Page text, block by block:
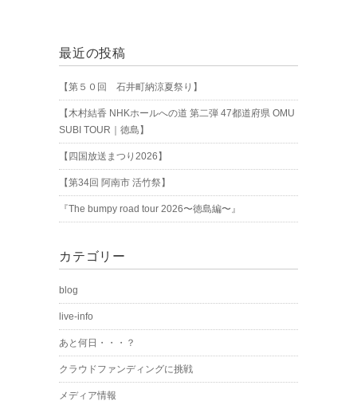
最近の投稿
【第５０回 石井町納涼夏祭り】
【木村結香 NHKホールへの道 第二弾 47都道府県 OMU
SUBI TOUR｜徳島】
【四国放送まつり2026】
【第34回 阿南市 活竹祭】
『The bumpy road tour 2026〜徳島編〜』
カテゴリー
blog
live-info
あと何日・・・？
クラウドファンディングに挑戦
メディア情報